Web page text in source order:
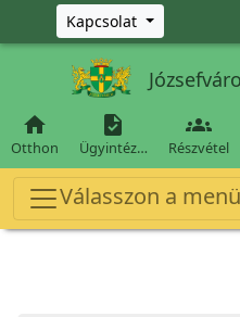
Ugrás a fő tartalomra
Kapcsolat

Otthon

Ügyintéz…

Részvétel
Válasszon a